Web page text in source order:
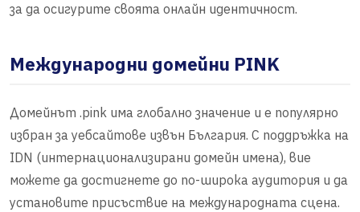
за да осигурите своята онлайн идентичност.
Международни домейни PINK
Домейнът .pink има глобално значение и е популярно
избран за уебсайтове извън България. С поддръжка на
IDN (интернационализирани домейн имена), вие
можете да достигнете до по-широка аудитория и да
установите присъствие на международната сцена.